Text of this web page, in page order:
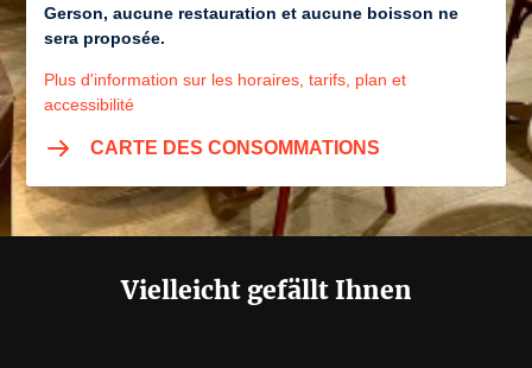
Vielleicht gefällt Ihnen
Gerson, aucune restauration et aucune boisson ne
sera proposée.
Plus d'information sur les horaires, tarifs, plan et
accessibilité
CARTE DES CONSOMMATIONS